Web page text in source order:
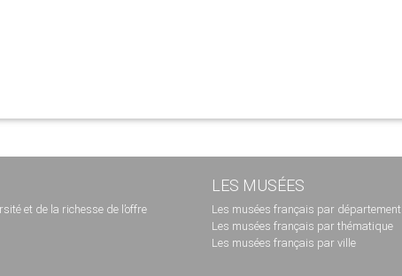
et de la richesse de l’offre
LES MUSÉES
Les musées français par département
Les musées français par thématique
Les musées français par ville